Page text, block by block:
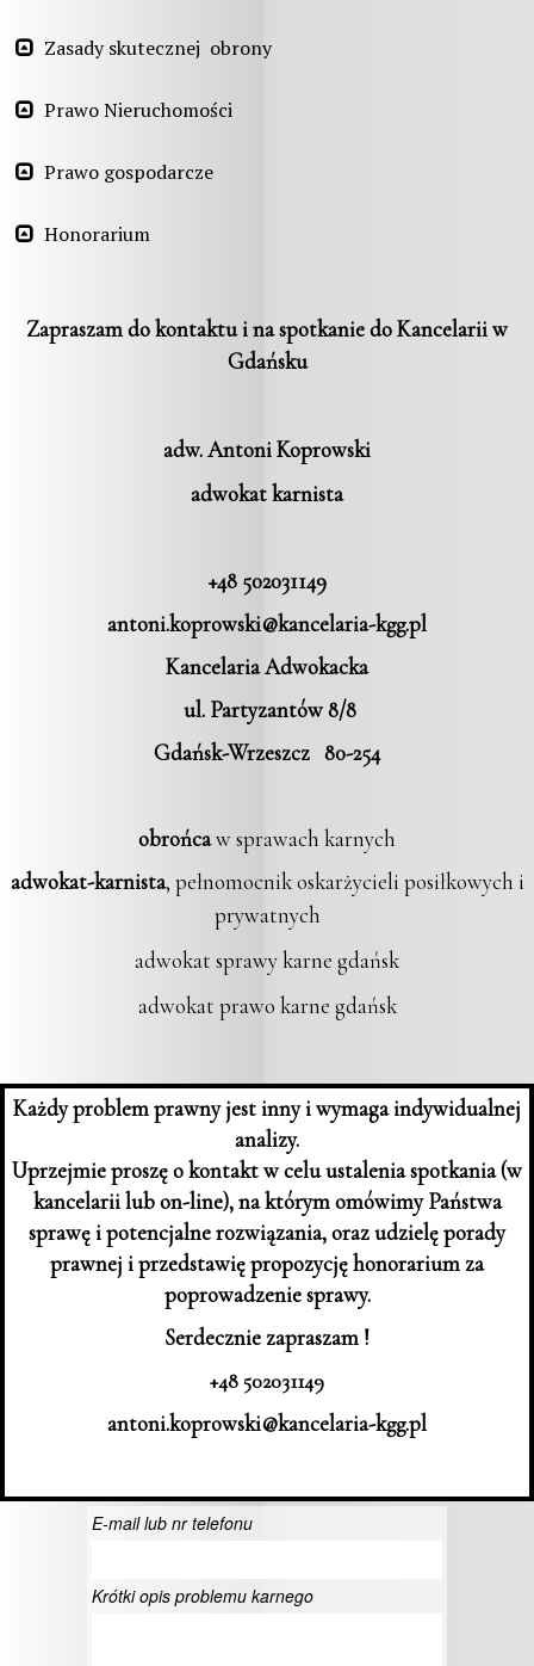
Zasady skutecznej  obrony
Prawo Nieruchomości
Prawo gospodarcze
Honorarium
Zapraszam do kontaktu i na spotkanie do Kancelarii w
Gdańsku
adw. Antoni Koprowski
adwokat karnista
+48 502031149
antoni.koprowski@kancelaria-kgg.pl
Kancelaria Adwokacka
ul. Partyzantów 8/8
Gdańsk-Wrzeszcz 80-254
obrońcaw sprawach karnych
adwokat-karnista, pełnomocnik oskarżycieli posiłkowych i
prywatnych
adwokat sprawy karne gdańsk
adwokat prawo karne gdańsk
Każdy problem prawny jest inny i wymaga indywidualnej
analizy.
Uprzejmie proszę o kontakt w celu ustalenia spotkania (w
kancelarii lub on-line), na którym omówimy Państwa
sprawę i potencjalne rozwiązania, oraz udzielę porady
prawnej i przedstawię propozycję honorarium za
poprowadzenie sprawy.
Serdecznie zapraszam !
+48 502031149
antoni.koprowski@kancelaria-kgg.pl
E-mail lub nr telefonu
Krótki opis problemu karnego